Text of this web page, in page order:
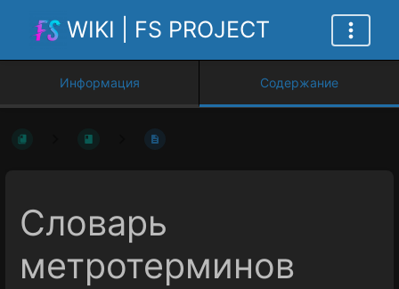
WIKI | FS PROJECT
Информация Содержание
Словарь
метротерминов